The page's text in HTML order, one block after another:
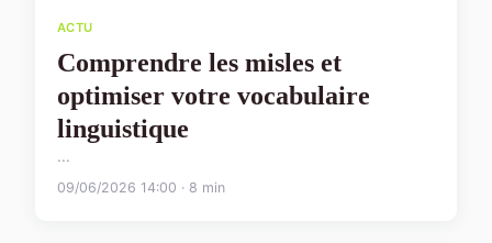
ACTU
Comprendre les misles et
optimiser votre vocabulaire
linguistique
...
09/06/2026 14:00 · 8 min